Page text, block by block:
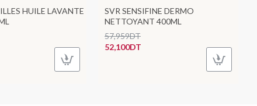
HUILE LAVANTE
SVR SENSIFINE DERMO
NETTOYANT 400ML
52,100DT
57,959DT